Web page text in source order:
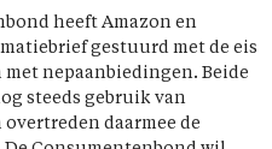
heeft Amazon en
gestuurd met de eis
nepaanbiedingen. Beide
steeds gebruik van
daarmee de